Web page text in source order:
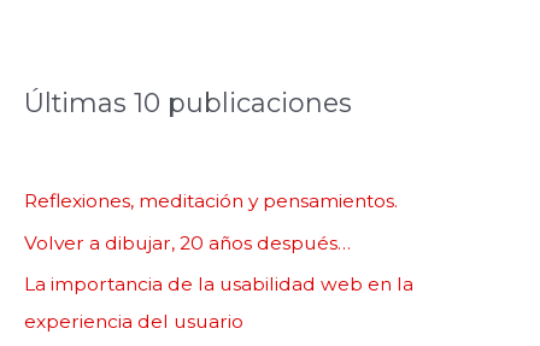
Últimas 10 publicaciones
Reflexiones, meditación y pensamientos.
Volver a dibujar, 20 años después…
La importancia de la usabilidad web en la
experiencia del usuario